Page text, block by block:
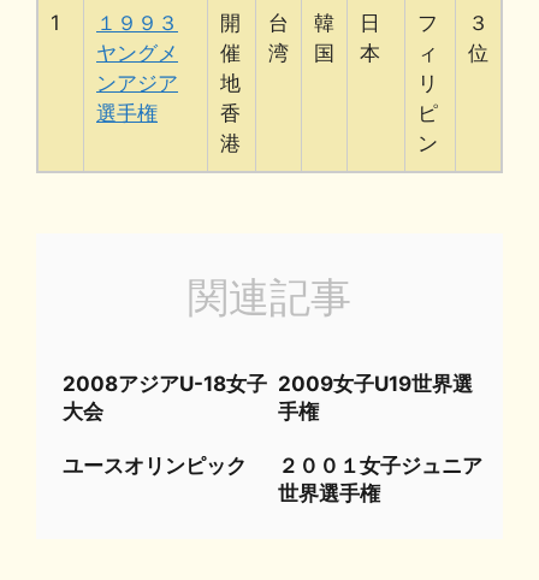
1
１９９３
ヤングメ
ンアジア
選手権
開
催
地
香
港
台
湾
韓
国
日
本
フ
ィ
リ
ピ
ン
３
位
関連記事
2008アジアU-18女子
大会
2009女子U19世界選
手権
ユースオリンピック
２００１女子ジュニア
世界選手権